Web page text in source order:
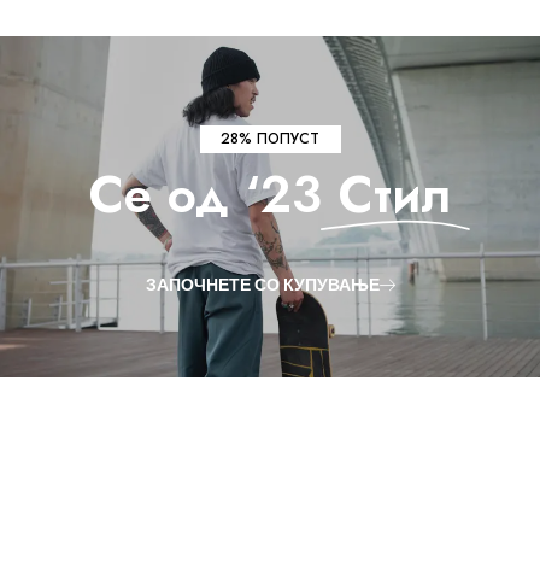
28% ПОПУСТ
Се од ‘23 Стил
ЗАПОЧНЕТЕ СО КУПУВАЊЕ